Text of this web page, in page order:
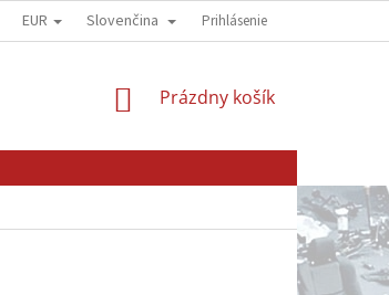
PODMÍNKY GDPR - OCHRANA OSOBNÍCH ÚDAJŮ
EUR Slovenčina Prihlásenie
NÁKUPNÝ
Prázdny košík